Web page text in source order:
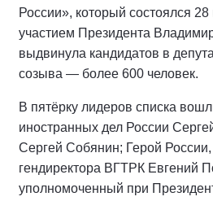
России», который состоялся
участием Президента
выдвинула кандидатов в
созыва — более 600 человек.
В пятёрку лидеров списка
иностранных дел России
Сергей Собянин; Герой России,
гендиректора ВГТРК Евгений
уполномоченный при